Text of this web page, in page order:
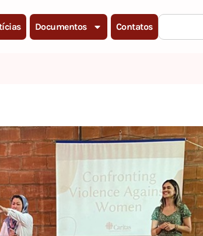
Documentos Contatos